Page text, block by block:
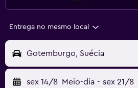
Entrega no mesmo local
Gotemburgo, Suécia
sex 14/8 Meio-dia - sex 21/8